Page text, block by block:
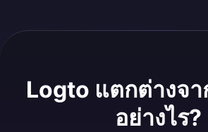
Logto แตกต่างจ
อย่างไร?